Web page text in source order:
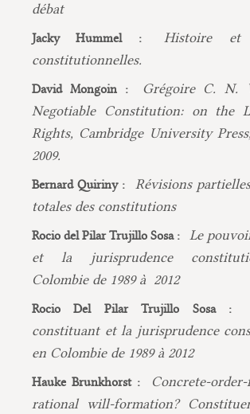
débat
Jacky Hummel :
Histoire et
constitutionnelles.
David Mongoin :
Grégoire C. N.
Negotiable Constitution: on the
Rights, Cambridge University
2009.
Bernard Quiriny :
Révisions
totales des constitutions
Rocio del Pilar Trujillo Sosa :
Le
et la jurisprudence
Colombie de 1989 à 2012
Rocio Del Pilar Trujillo Sosa :
constituant et la jurisprudence
en Colombie de 1989 à 2012
Hauke Brunkhorst :
Concrete-
rational will-formation?